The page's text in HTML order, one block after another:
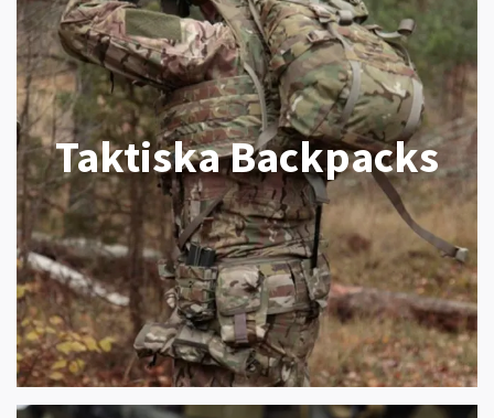
Taktiska Backpacks